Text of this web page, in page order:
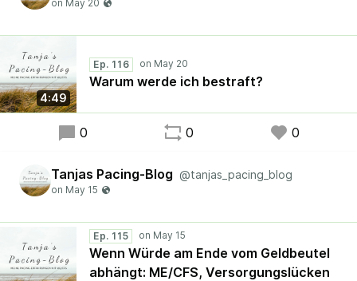
4:49
Ep. 116
Warum werde ich bestraft?
0 0 0
Tanjas Pacing-Blog @tanjas_pacing_blog
Ep. 115
Wenn Würde am Ende vom Geldbeutel
abhängt: ME/CFS, Versorgungslücken